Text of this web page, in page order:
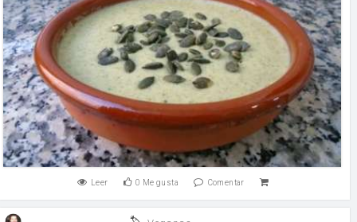
Leer 0 Me gusta Comentar